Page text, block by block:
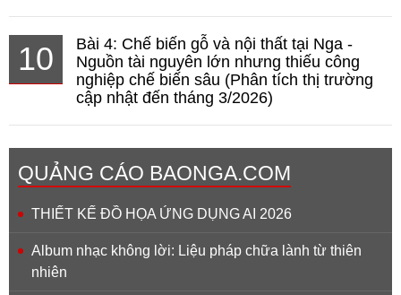
10
Bài 4: Chế biến gỗ và nội thất tại Nga -
Nguồn tài nguyên lớn nhưng thiếu công
nghiệp chế biến sâu (Phân tích thị trường
cập nhật đến tháng 3/2026)
QUẢNG CÁO BAONGA.COM
THIẾT KẾ ĐỒ HỌA ỨNG DỤNG AI 2026
Album nhạc không lời: Liệu pháp chữa lành từ thiên
nhiên